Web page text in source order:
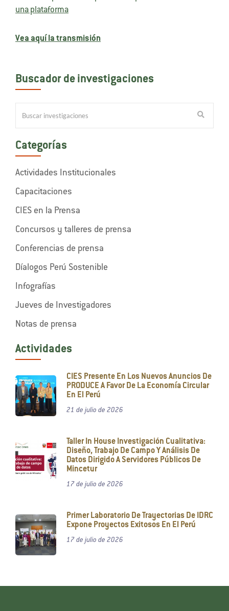
una plataforma
Vea aquí la transmisión
Buscador de investigaciones
Categorías
Actividades Institucionales
Capacitaciones
CIES en la Prensa
Concursos y talleres de prensa
Conferencias de prensa
Díalogos Perú Sostenible
Infografías
Jueves de Investigadores
Notas de prensa
Actividades
CIES Presente En Los Nuevos Anuncios De
PRODUCE A Favor De La Economía Circular
En El Perú
21 de julio de 2026
Taller In House Investigación Cualitativa:
Diseño, Trabajo De Campo Y Análisis De
Datos Dirigido A Servidores Públicos De
Mincetur
17 de julio de 2026
Primer Laboratorio De Trayectorias De IDRC
Expone Proyectos Exitosos En El Perú
17 de julio de 2026